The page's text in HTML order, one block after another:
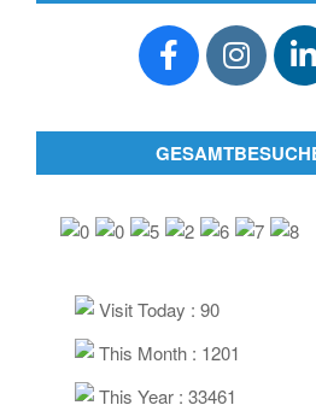
Visit Today : 90
This Month : 1201
This Year : 33461